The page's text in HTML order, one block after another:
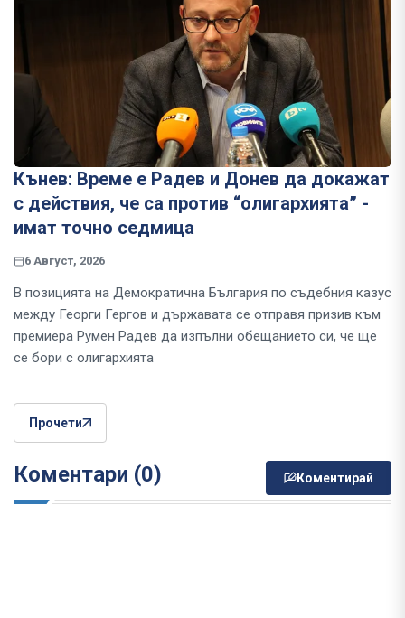
Кънев: Време е Радев и Донев да докажат
с действия, че са против “олигархията” -
имат точно седмица
6 Август, 2026
В позицията на Демократична България по съдебния казус
между Георги Гергов и държавата се отправя призив към
премиера Румен Радев да изпълни обещанието си, че ще
се бори с олигархията
Прочети
Коментари (0) Коментирай